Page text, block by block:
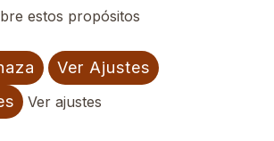
estos propósitos
Ver Ajustes
Ver ajustes